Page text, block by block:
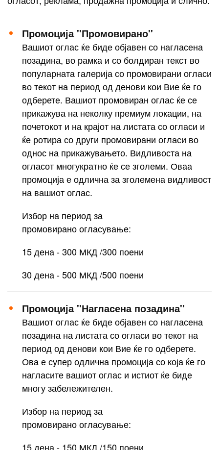
Промоција ''Промовирано''
Вашиот оглас ќе биде објавен со нагласена
позадина, во рамка и со болдиран текст во
популарната галерија со промовирани огласи
во текот на период од денови кои Вие ќе го
одберете. Вашиот промовиран оглас ќе се
прикажува на неколку премиум локации, на
почетокот и на крајот на листата со огласи и
ќе ротира со други промовирани огласи во
однос на прикажувањето. Видливоста на
огласот многукратно ќе се зголеми. Оваа
промоција е одлична за зголемена видливост
на вашиот оглас.
Избор на период за
промовирано огласување:
15 дена - 300 МКД /300 поени
30 дена - 500 МКД /500 поени
Промоција ''Нагласена позадина''
Вашиот оглас ќе биде објавен со нагласена
позадина на листата со огласи во текот на
период од денови кои Вие ќе го одберете.
Ова е супер одлична промоција со која ќе го
нагласите вашиот оглас и истиот ќе биде
многу забележителен.
Избор на период за
промовирано огласување:
15 дена - 150 МКД /150 поени